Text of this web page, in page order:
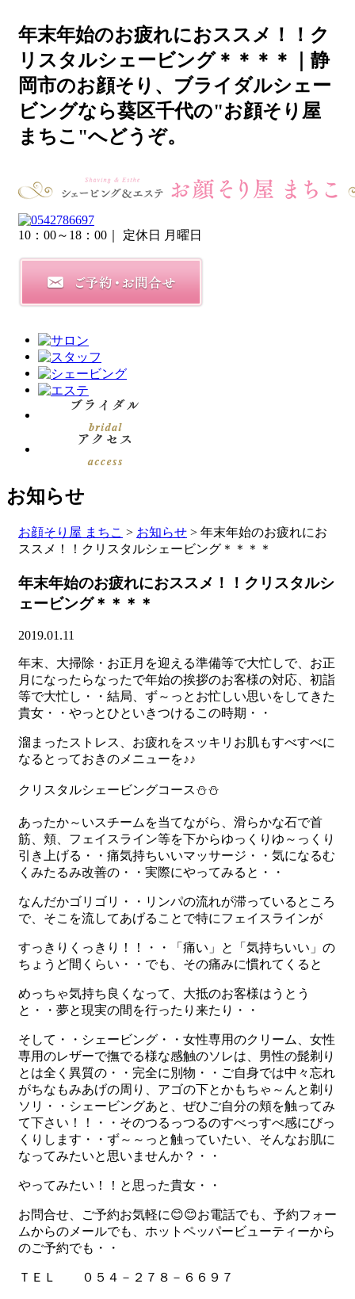
年末年始のお疲れにおススメ！！ク
リスタルシェービング＊＊＊＊｜静
岡市のお顔そり、ブライダルシェー
ビングなら葵区千代の"お顔そり屋
まちこ"へどうぞ。
10：00～18：00 ｜ 定休日 月曜日
お知らせ
お顔そり屋 まちこ > お知らせ > 年末年始のお疲れにお
ススメ！！クリスタルシェービング＊＊＊＊
年末年始のお疲れにおススメ！！クリスタルシ
ェービング＊＊＊＊
2019.01.11
年末、大掃除・お正月を迎える準備等で大忙しで、お正
月になったらなったで年始の挨拶のお客様の対応、初詣
等で大忙し・・結局、ず～っとお忙しい思いをしてきた
貴女・・やっとひといきつけるこの時期・・
溜まったストレス、お疲れをスッキリお肌もすべすべに
なるとっておきのメニューを♪♪
クリスタルシェービングコース⛄⛄
あったか～いスチームを当てながら、滑らかな石で首
筋、頬、フェイスライン等を下からゆっくりゆ～っくり
引き上げる・・痛気持ちいいマッサージ・・気になるむ
くみたるみ改善の・・実際にやってみると・・
なんだかゴリゴリ・・リンパの流れが滞っているところ
で、そこを流してあげることで特にフェイスラインが
すっきりくっきり！！・・「痛い」と「気持ちいい」の
ちょうど間くらい・・でも、その痛みに慣れてくると
めっちゃ気持ち良くなって、大抵のお客様はうとう
と・・夢と現実の間を行ったり来たり・・
そして・・シェービング・・女性専用のクリーム、女性
専用のレザーで撫でる様な感触のソレは、男性の髭剃り
とは全く異質の・・完全に別物・・ご自身では中々忘れ
がちなもみあげの周り、アゴの下とかもちゃ～んと剃り
ソリ・・シェービングあと、ぜひご自分の頬を触ってみ
て下さい！！・・そのつるっつるのすべっすべ感にびっ
くりします・・ず～～っと触っていたい、そんなお肌に
なってみたいと思いませんか？・・
やってみたい！！と思った貴女・・
お問合せ、ご予約お気軽に😊😊お電話でも、予約フォー
ムからのメールでも、ホットペッパービューティーから
のご予約でも・・
ＴＥＬ ０５４－２７８－６６９７